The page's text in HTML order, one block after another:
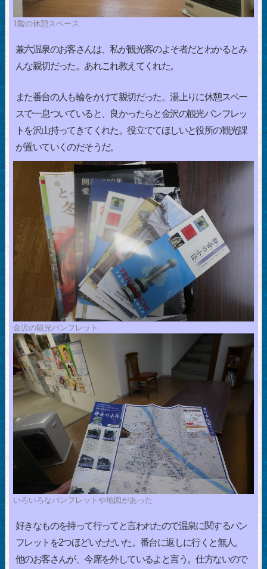
1階の休憩スペース
兼六温泉のお客さんは、私が観光客のよそ者だとわかるとみ
んな親切だった。あれこれ教えてくれた。
また番台の人も輪をかけて親切だった。湯上りに休憩スペー
スで一息ついていると、良かったらと金沢の観光パンフレッ
トを沢山持ってきてくれた。役立ててほしいと役所の観光課
が置いていくのだそうだ。
金沢の観光パンフレット
いろいろなパンフレットや地図があった
好きなものを持って行ってと言われたので温泉に関するパン
フレットを2つほどいただいた。番台に返しに行くと無人。
他のお客さんが、今席を外しているよと言う。仕方ないので